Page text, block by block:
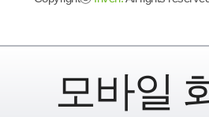
모바일